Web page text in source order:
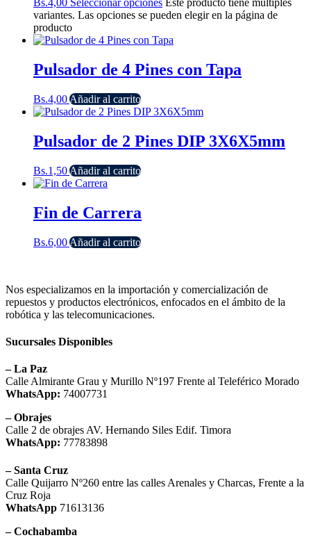
Bs.4,00 Seleccionar opciones Este producto tiene múltiples
variantes. Las opciones se pueden elegir en la página de
producto
Pulsador de 4 Pines con Tapa
Bs.4,00Añadir al carrito
Pulsador de 2 Pines DIP 3X6X5mm
Bs.1,50Añadir al carrito
Fin de Carrera
Bs.6,00Añadir al carrito
Nos especializamos en la importación y comercialización de
repuestos y productos electrónicos, enfocados en el ámbito de la
robótica y las telecomunicaciones.
Sucursales Disponibles
– La Paz
Calle Almirante Grau y Murillo Nº197 Frente al Teleférico Morado
WhatsApp: 74007731
– Obrajes
Calle 2 de obrajes AV. Hernando Siles Edif. Timora
WhatsApp: 77783898
– Santa Cruz
Calle Quijarro Nº260 entre las calles Arenales y Charcas, Frente a la
Cruz Roja
WhatsApp 71613136
– Cochabamba